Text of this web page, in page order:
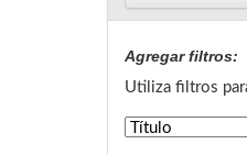
Agregar filtros:
Utiliza filtros